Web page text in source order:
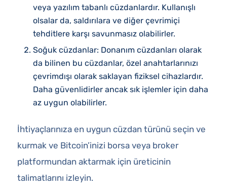
veya yazılım tabanlı cüzdanlardır. Kullanışlı
olsalar da, saldırılara ve diğer çevrimiçi
tehditlere karşı savunmasız olabilirler.
Soğuk cüzdanlar: Donanım cüzdanları olarak
da bilinen bu cüzdanlar, özel anahtarlarınızı
çevrimdışı olarak saklayan fiziksel cihazlardır.
Daha güvenlidirler ancak sık işlemler için daha
az uygun olabilirler.
İhtiyaçlarınıza en uygun cüzdan türünü seçin ve
kurmak ve Bitcoin’inizi borsa veya broker
platformundan aktarmak için üreticinin
talimatlarını izleyin.